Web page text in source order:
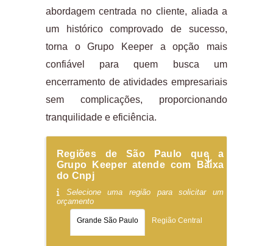
abordagem centrada no cliente, aliada a
um histórico comprovado de sucesso,
torna o Grupo Keeper a opção mais
confiável para quem busca um
encerramento de atividades empresariais
sem complicações, proporcionando
tranquilidade e eficiência.
Regiões de São Paulo que a
Grupo Keeper atende com Baixa
do Cnpj
Selecione uma região para solicitar um
orçamento
Grande São Paulo Região Central